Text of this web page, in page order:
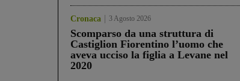
Cronaca 3 Agosto 2026
Scomparso da una struttura di
Castiglion Fiorentino l’uomo che
aveva ucciso la figlia a Levane nel
2020